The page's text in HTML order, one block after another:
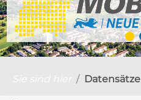
Datensätze